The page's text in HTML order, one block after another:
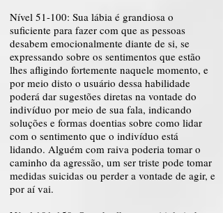
Nível 51-100: Sua lábia é grandiosa o
suficiente para fazer com que as pessoas
desabem emocionalmente diante de si, se
expressando sobre os sentimentos que estão
lhes afligindo fortemente naquele momento, e
por meio disto o usuário dessa habilidade
poderá dar sugestões diretas na vontade do
indivíduo por meio de sua fala, indicando
soluções e formas doentias sobre como lidar
com o sentimento que o indivíduo está
lidando. Alguém com raiva poderia tomar o
caminho da agressão, um ser triste pode tomar
medidas suicidas ou perder a vontade de agir, e
por aí vai.